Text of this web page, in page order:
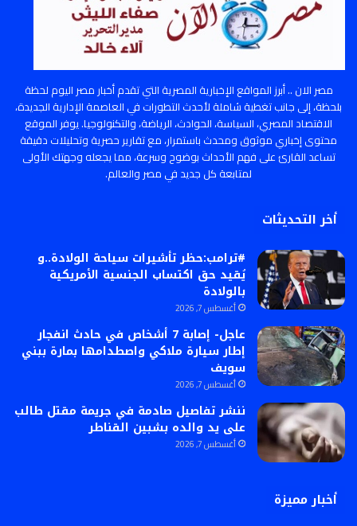
مصر الان .. أبرز المواقع الإخبارية المصرية التي تقدم أخبار مصر اليوم لحظة
بلحظة، إلى جانب تغطية شاملة لأحدث التطورات في العاصمة الإدارية الجديدة،
الاقتصاد المصري، السياسة، الحوادث، الرياضة، والتكنولوجيا. يوفر الموقع
محتوى إخباري موثوق ومحدث باستمرار، مع تقارير حصرية وتحليلات دقيقة
تساعد القارئ على فهم الأحداث بوضوح وسرعة، مما يجعله وجهتك الأولى
لمتابعة كل جديد في مصر والعالم.
أخر التحديثات
#ترامب:حظر تأشيرات سياحة الولادة..و
يُقيد حق اكتساب الجنسية الأمريكية
بالولادة
أغسطس 7, 2026
عاجل- إصابة 7 أشخاص في حادث انفجار
إطار سيارة ملاكي واصطدامها بمارة ببني
سويف
أغسطس 7, 2026
ننشر تفاصيل صادمة في جريمة مقتل طالب
على يد والده بشبين القناطر
أغسطس 7, 2026
أخبار مميزة